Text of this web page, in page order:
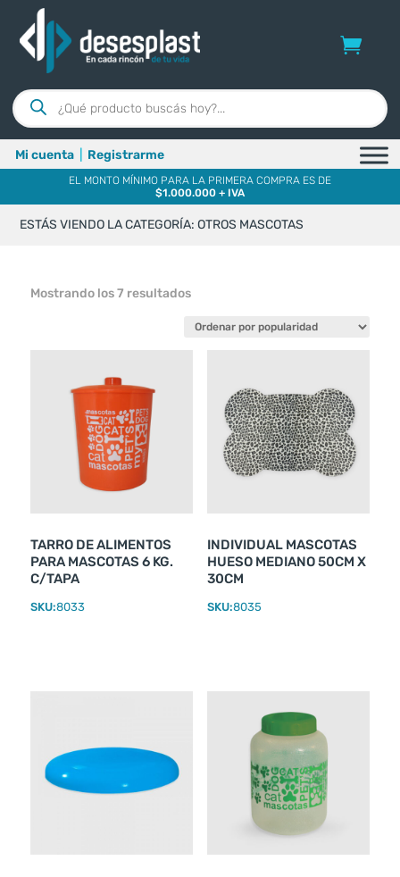
Búsqueda
de
productos
Mi cuenta Registrarme
EL MONTO MÍNIMO PARA LA PRIMERA COMPRA ES DE
$1.000.000 + IVA
ESTÁS VIENDO LA CATEGORÍA: OTROS MASCOTAS
Mostrando los 7 resultadosOrdenado
popularidad
TARRO DE ALIMENTOS
PARA MASCOTAS 6 KG.
C/TAPA
SKU:8033
INDIVIDUAL MASCOTAS
HUESO MEDIANO 50CM X
30CM
SKU:8035